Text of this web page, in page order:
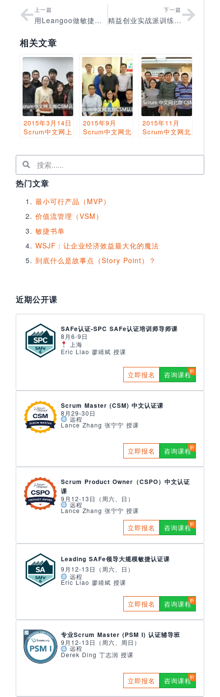
上一篇
用Leangoo做敏捷需求管理
下一篇
精益创业实战派训练营——快速学会产品成功率提升2倍的秘籍
相关文章
2015年3月14日
Scrum中文网上
2015年9月
Scrum中文网北
2015年11月
Scrum中文网北
热门文章
最小可行产品（MVP）
价值流管理（VSM）
敏捷书单
WSJF：让企业经济效益最大化的魔法
到底什么是故事点（Story Point）？
近期公开课
SAFe认证-SPC SAFe认证培训师导师课
8月6-9日
上海
Eric Liao 廖靖斌 授课
立即报名 咨询课程
Scrum Master (CSM) 中文认证课
8月29-30日
远程
Lance Zhang 张宁宁 授课
立即报名 咨询课程
Scrum Product Owner（CSPO）中文认证
课
9月12-13日（周六、日）
远程
Lance Zhang 张宁宁 授课
立即报名 咨询课程
Leading SAFe领导大规模敏捷认证课
9月12-13日（周六、日）
远程
Eric Liao 廖靖斌 授课
立即报名 咨询课程
专业Scrum Master (PSM I) 认证辅导班
9月12-13日（周六、周日）
远程
Derek Ding 丁志润 授课
立即报名 咨询课程